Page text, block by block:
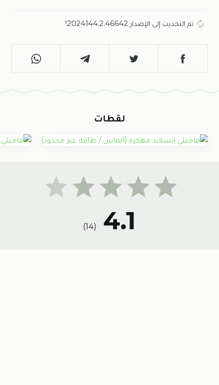
تم التحديث إلى الإصدار 2024144.2.46642!
4.1
(
14
)
لقطات